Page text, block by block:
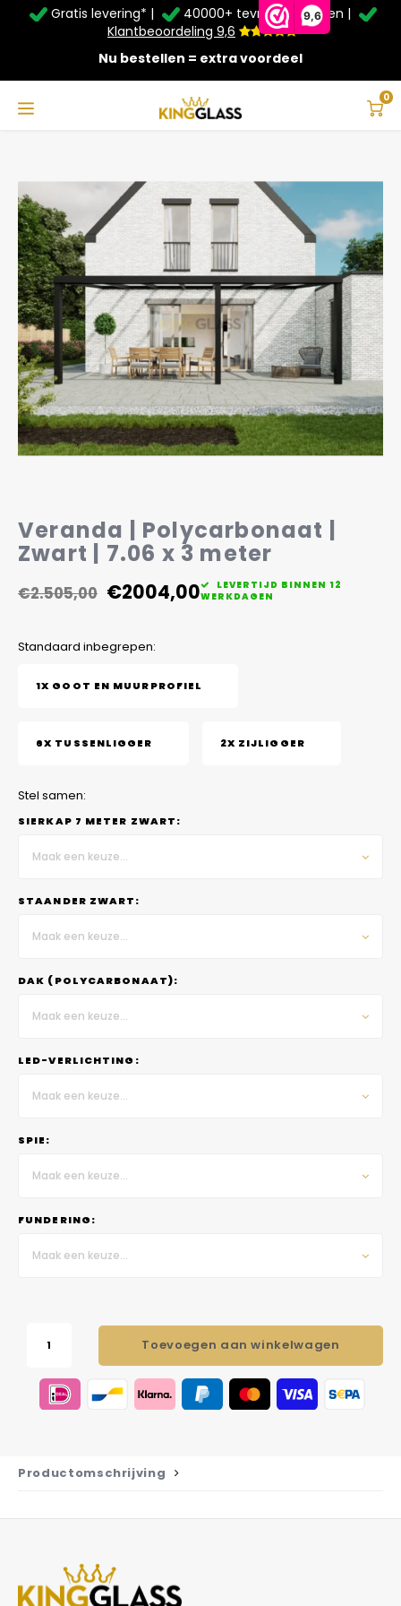
9,6
Service & Contact
Bezorging
Afhalen
Montage
Betaalmethoden
Garantie
Veelgestelde vragen
Taal
Deutsch
Gratis levering* |
40000+ tevreden klanten |
Klantbeoordeling 9,6
Nu bestellen = extra voordeel
0
Zomer Deals: Tot 20% kortingop schuifwanden en
veranda's +€20extra kassa korting*
Veranda | Polycarbonaat | Zwart | 7.06 x 3 meter
Veranda | Polycarbonaat |
Zwart | 7.06 x 3 meter
€2.505,00 €2004,00
LEVERTIJD BINNEN 12
WERKDAGEN
Standaard inbegrepen:
1X GOOT EN MUURPROFIEL
6X TUSSENLIGGER 2X ZIJLIGGER
Stel samen:
SIERKAP 7 METER ZWART:
Maak een keuze...
STAANDER ZWART:
Maak een keuze...
DAK (POLYCARBONAAT):
Maak een keuze...
LED-VERLICHTING:
Maak een keuze...
SPIE:
Maak een keuze...
FUNDERING:
Maak een keuze...
Toevoegen aan winkelwagen
Productomschrijving